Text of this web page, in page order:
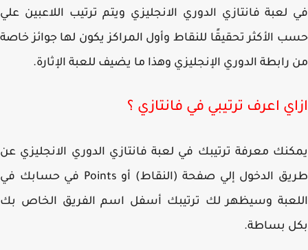
لعبة فانتازي الدوري الانجليزي ويتم ترتيب اللاعبين علي
الأكثر تحقيقًا للنقاط وأول المراكز يكون لها جوائز خاصة
الدوري الإنجليزي وهذا ما يضيف للعبة الإثارة.
اعرف ترتيبي في فانتازي ؟
معرفة ترتيبك في لعبة فانتازي الدوري الانجليزي عن
طريق الدخول إلي صفحة (النقاط) أو Points في حسابك في
وسيظهر لك ترتيبك أسفل اسم الفريق الخاص بك
بساطة.